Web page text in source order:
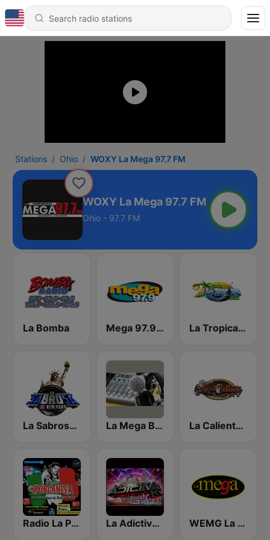
Stations Ohio WOXY La Mega 97.7 FM
WOXY La Mega 97.7 FM
Ohio - 97.7 FM
La Bomba Mega 97.9 FM La Tropical MX
La Sabrosa De NY La Mega Bachata La Caliente de NY
Radio La Poblanita La Adictiva NY WEMG La Mega